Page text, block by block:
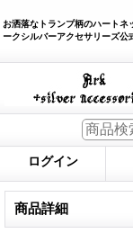
お洒落なトランプ柄のハート
ークシルバーアクセサリーズ公
ログイン
商品詳細